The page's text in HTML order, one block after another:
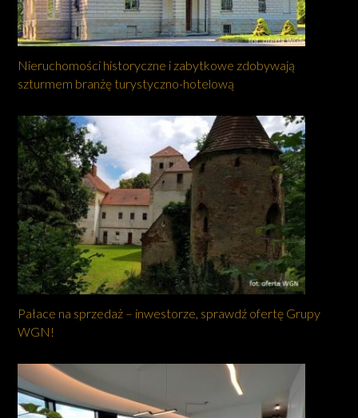
Nieruchomości historyczne i zabytkowe zdobywają
szturmem branżę turystyczno-hotelową
Pałace na sprzedaż – inwestorze, sprawdź ofertę Grupy
WGN!